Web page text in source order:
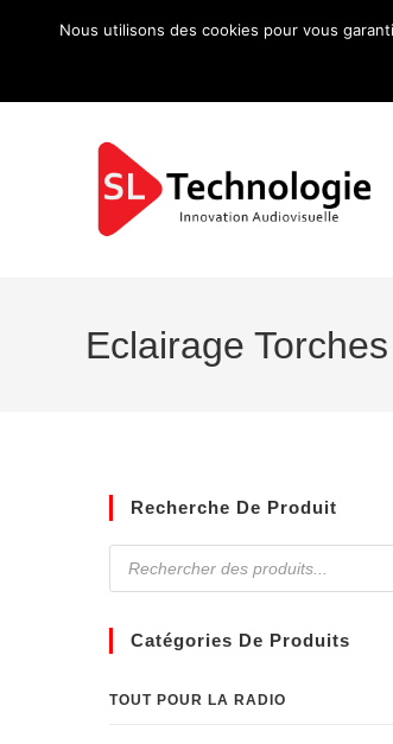
Eclairage
Recherche De Produit
Catégories De Produits
TOUT POUR LA RADIO
Nous utilisons des cookies pour vous